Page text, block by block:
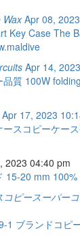
Wax Apr 08,
Key Case The
Apr 14,
品質 100W
Apr 17, 2023
スコピーケー
2023 04:40 pm
15-20 mm
コピースーパー
1 ブランドコピ